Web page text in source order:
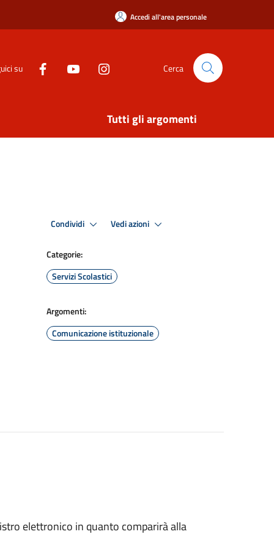
Accedi all'area personale
su Cerca
Tutti gli argomenti
Condividi Vedi azioni
Categorie:
Servizi Scolastici
Argomenti:
Comunicazione istituzionale
elettronico in quanto comparirà alla